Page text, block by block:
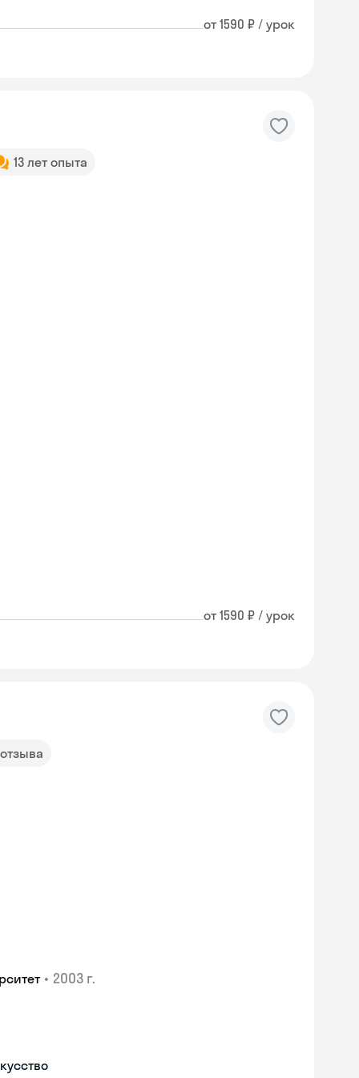
от 1590 ₽ / урок
13 лет опыта
от 1590 ₽ / урок
• 2003 г.